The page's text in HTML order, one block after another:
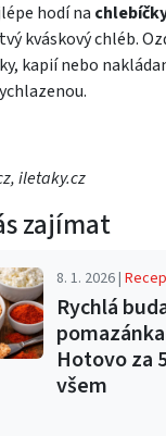
hodí na
kváskový chléb.
kapií nebo
iletaky.cz
zajímat
8. 1. 2026 |
Rychlá
Hotovo za
všem